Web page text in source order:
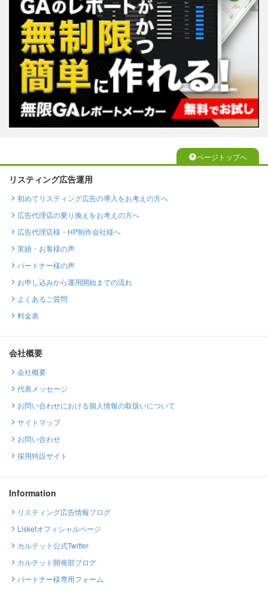
ページトップへ
リスティング広告運用
初めてリスティング広告の導入をお考えの方へ
広告代理店の乗り換えをお考えの方へ
広告代理店様・HP制作会社様へ
実績・お客様の声
パートナー様の声
お申し込みから運用開始までの流れ
よくあるご質問
料金表
会社概要
会社概要
代表メッセージ
お問い合わせにおける個人情報の取扱いについて
サイトマップ
お問い合わせ
採用特設サイト
Information
リスティング広告情報ブログ
Lisketオフィシャルページ
カルテット公式Twitter
カルテット開発部ブログ
パートナー様専用フォーム